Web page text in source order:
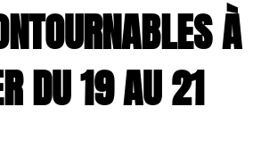
À
DU 19 AU 21